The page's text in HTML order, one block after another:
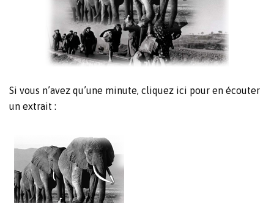
Si vous n’avez qu’une minute, cliquez ici pour en écouter
un extrait :